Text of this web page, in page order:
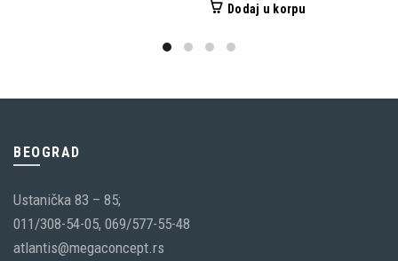
Dodaj u korpu
BEOGRAD
Ustanička 83 – 85;
011/308-54-05, 069/577-55-48
atlantis@megaconcept.rs